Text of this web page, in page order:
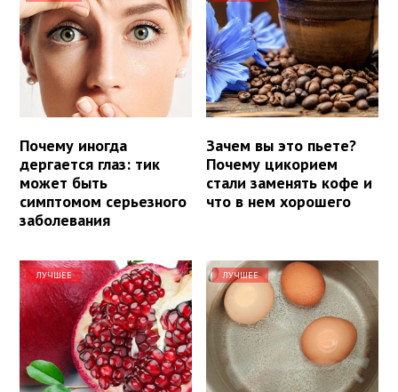
Почему иногда
дергается глаз: тик
может быть
симптомом серьезного
заболевания
Зачем вы это пьете?
Почему цикорием
стали заменять кофе и
что в нем хорошего
ЛУЧШЕЕ ЛУЧШЕЕ